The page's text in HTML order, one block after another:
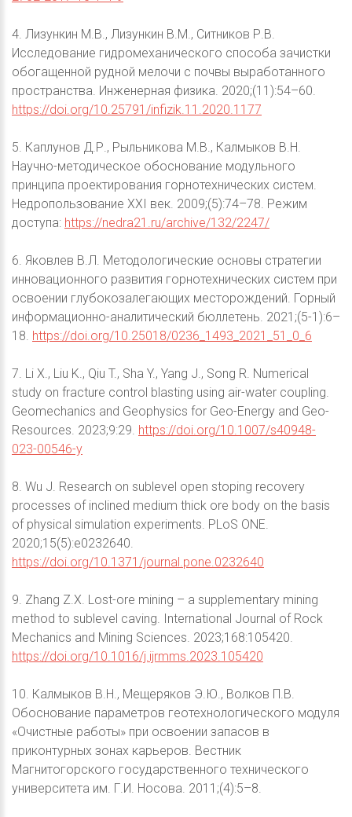
4. Лизункин М.В., Лизункин В.М., Ситников Р.В.
Исследование гидромеханического способа зачистки
обогащенной рудной мелочи с почвы выработанного
пространства. Инженерная физика. 2020;(11):54–60.
https://doi.org/10.25791/infizik.11.2020.1177
5. Каплунов Д.Р., Рыльникова М.В., Калмыков В.Н.
Научно-методическое обоснование модульного
принципа проектирования горнотехнических систем.
Недропользование XXI век. 2009;(5):74–78. Режим
доступа: https://nedra21.ru/archive/132/2247/
6. Яковлев В.Л. Методологические основы стратегии
инновационного развития горнотехнических систем при
освоении глубокозалегающих месторождений. Горный
информационно-аналитический бюллетень. 2021;(5-1):6–
18. https://doi.org/10.25018/0236_1493_2021_51_0_6
7. Li X., Liu K., Qiu T., Sha Y., Yang J., Song R. Numerical
study on fracture control blasting using air-water coupling.
Geomechanics and Geophysics for Geo-Energy and Geo-
Resources. 2023;9:29. https://doi.org/10.1007/s40948-
023-00546-y
8. Wu J. Research on sublevel open stoping recovery
processes of inclined medium thick ore body on the basis
of physical simulation experiments. PLoS ONE.
2020;15(5):e0232640.
https://doi.org/10.1371/journal.pone.0232640
9. Zhang Z.X. Lost-ore mining – a supplementary mining
method to sublevel caving. International Journal of Rock
Mechanics and Mining Sciences. 2023;168:105420.
https://doi.org/10.1016/j.ijrmms.2023.105420
10. Калмыков В.Н., Мещеряков Э.Ю., Волков П.В.
Обоснование параметров геотехнологического модуля
«Очистные работы» при освоении запасов в
приконтурных зонах карьеров. Вестник
Магнитогорского государственного технического
университета им. Г.И. Носова. 2011;(4):5–8.